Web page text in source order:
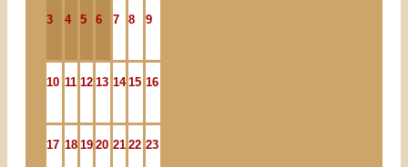
3 4 5 6 7 8 9
10 11 12 13 14 15 16
17 18 19 20 21 22 23